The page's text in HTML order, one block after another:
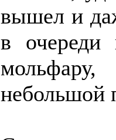
вышел и
в очереди
небольшой